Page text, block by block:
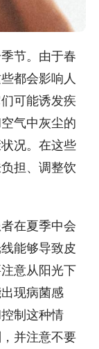
节。由于春
都会影响人
可能诱发疾
气中灰尘的
况。在这些
担、调整饮
在夏季中会
能够导致皮
意从阳光下
现病菌感
制这种情
并注意不要